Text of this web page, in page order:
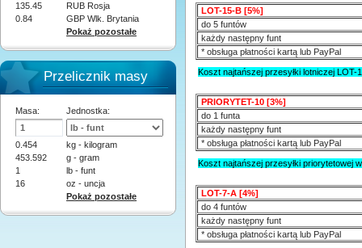
135.45
RUB Rosja
0.84
GBP Wlk. Brytania
Pokaż pozostałe
LOT-15-B [5%]
do 5 funtów
każdy następny funt
* obsługa płatności kartą lub PayPal
Koszt najtańszej przesyłki lotniczej LOT-
PRIORYTET-10 [3%]
do 1 funta
każdy następny funt
* obsługa płatności kartą lub PayPal
Koszt najtańszej przesyłki priorytetowej
LOT-7-A [4%]
do 4 funtów
każdy następny funt
* obsługa płatności kartą lub PayPal
Przelicznik masy
Masa: Jednostka:
0.454
kg - kilogram
453.592
g - gram
1
lb - funt
16
oz - uncja
Pokaż pozostałe